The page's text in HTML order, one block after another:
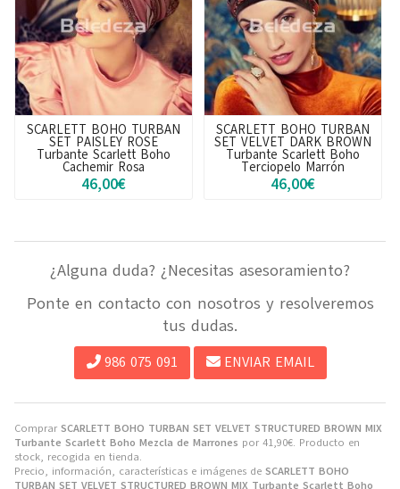
Comprar SCARLETT BOHO TURBAN SET VELVET STRUCTURED BROWN MIX
Turbante Scarlett Boho Mezcla de Marrones por 41,90€. Producto en
stock, recogida en tienda.
Precio, información, características e imágenes de SCARLETT BOHO
TURBAN SET VELVET STRUCTURED BROWN MIX Turbante Scarlett Boho
SCARLETT BOHO TURBAN
SET PAISLEY ROSE
Turbante Scarlett Boho
Cachemir Rosa
46,00€
SCARLETT BOHO TURBAN
SET VELVET DARK BROWN
Turbante Scarlett Boho
Terciopelo Marrón
46,00€
¿Alguna duda? ¿Necesitas asesoramiento?
Ponte en contacto con nosotros y resolveremos
tus dudas.
986 075 091 ENVIAR EMAIL